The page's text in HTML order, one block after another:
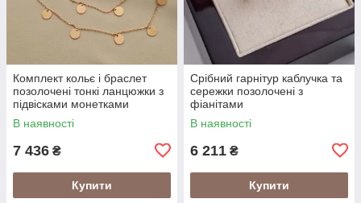
Комплект кольє і браслет
позолочені тонкі ланцюжки з
підвісками монетками
В наявності
7 436 ₴
Купити
Срібний гарнітур каблучка та
сережки позолочені з
фіанітами
В наявності
6 211 ₴
Купити